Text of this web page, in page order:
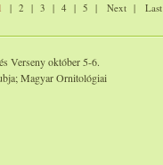
1 | 2 | 3 | 4 | 5 | Next| Last
Verseny október 5-6.
Magyar Ornitológiai